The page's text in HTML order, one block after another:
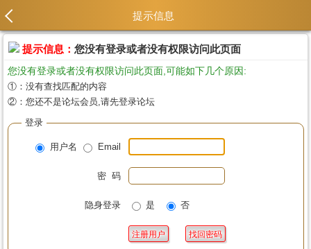
提示信息
提示信息： 您没有登录或者没有权限访问此页面
您没有登录或者没有权限访问此页面,可能如下几个原因:
①：没有查找匹配的内容
②：您还不是论坛会员,请先登录论坛
登录
用户名 Email
密 码
隐身登录 是 否